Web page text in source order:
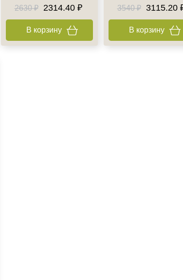
2630 ₽
2314.40 ₽
В корзину
3540 ₽
3115.20
В корзину